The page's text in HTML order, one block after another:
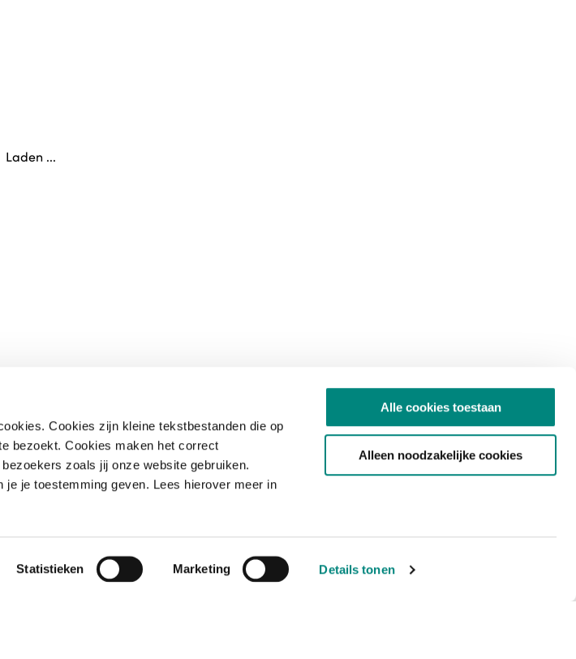
Cookies zijn kleine tekstbestanden die op
bezoekt. Cookies maken het correct
zoals jij onze website gebruiken.
je toestemming geven. Lees hierover meer in
Statistieken Marketing Details tonen
Alle cookies toestaan
Alleen noodzakelijke cookies
Laden ...